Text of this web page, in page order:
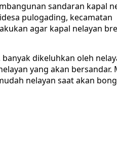
sandaran kapal
pulogading, kecamatan
agar kapal nelayan
dikeluhkan oleh
yang akan bersandar.
nelayan saat akan